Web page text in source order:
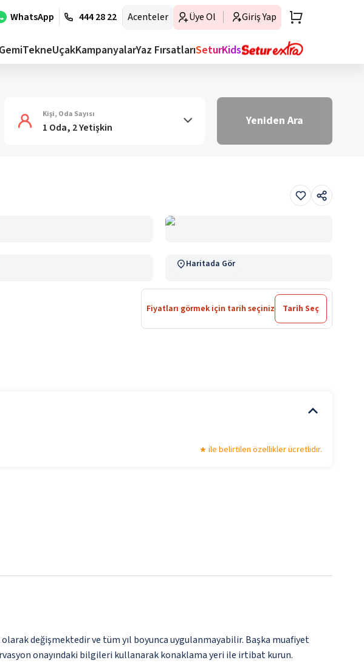
WhatsApp 444 28 22 Acenteler Üye Ol Giriş Yap
TekneUçakKampanyalarYaz FırsatlarıSeturKids
Kişi, Oda Sayısı
1 Oda, 2 Yetişkin Yeniden Ara
Haritada Gör
Fiyatları görmek için tarih seçiniz Tarih Seç
ile belirtilen özellikler ücretlidir.
değişmektedir ve tüm yıl boyunca uygulanmayabilir. Başka muafiyet
onayındaki bilgileri kullanarak konaklama yeri ile irtibat kurun.